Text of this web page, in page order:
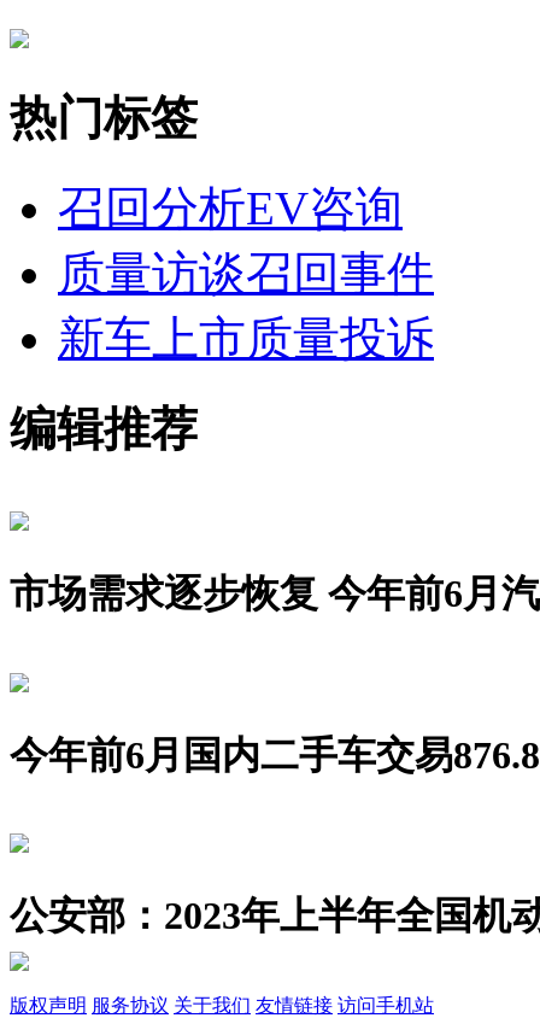
热门标签
召回分析EV咨询
质量访谈召回事件
新车上市质量投诉
编辑推荐
市场需求逐步恢复 今年前6月
今年前6月国内二手车交易
公安部：2023年上半年全国机
版权声明 服务协议 关于我们 友情链接 访问手机站